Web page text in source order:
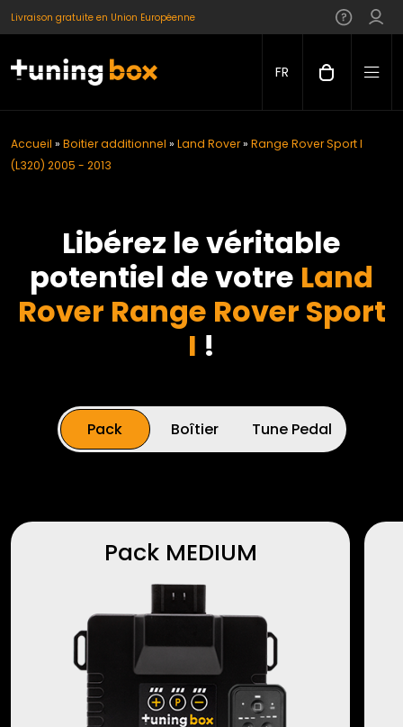
Livraison gratuite en Union Européenne
FR
Accueil » Boitier additionnel » Land Rover» Range Rover Sport I
(L320) 2005 - 2013
Libérez le véritable
potentiel de votre Land
Rover Range Rover Sport
I !
Pack Boîtier Tune Pedal
Pack MEDIUM